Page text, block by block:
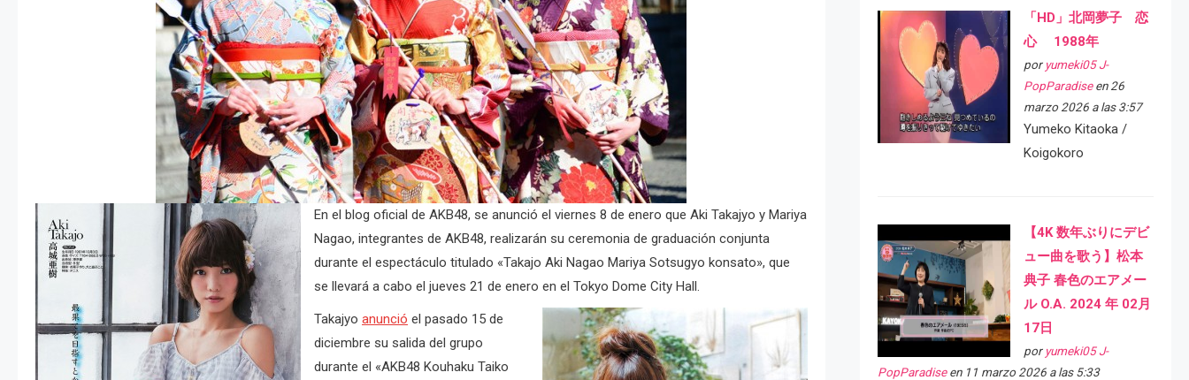
En el blog oficial de AKB48, se anunció el viernes 8 de enero que Aki Takajyo y Mariya
Nagao, integrantes de AKB48, realizarán su ceremonia de graduación conjunta
durante el espectáculo titulado «Takajo Aki Nagao Mariya Sotsugyo konsato», que
se llevará a cabo el jueves 21 de enero en el Tokyo Dome City Hall.
Takajyo anunció el pasado 15 de
diciembre su salida del grupo
durante el «AKB48 Kouhaku Taiko
「HD」北岡夢子 恋
心 1988年
por yumeki05 J-
PopParadiseen 26
marzo 2026 a las 3:57
Yumeko Kitaoka /
Koigokoro
【4K 数年ぶりにデビ
ュー曲を歌う】松本
典子 春色のエアメー
ル O.A. 2024 年 02月
17日
por yumeki05 J-
PopParadiseen 11 marzo 2026 a las 5:33